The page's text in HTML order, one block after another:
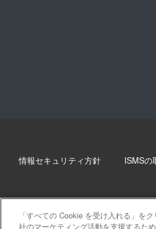
情報セキュリティ方針 ISMSの
「すべての Cookie を受け入れる」を
社のマーケティング活動を支援するた